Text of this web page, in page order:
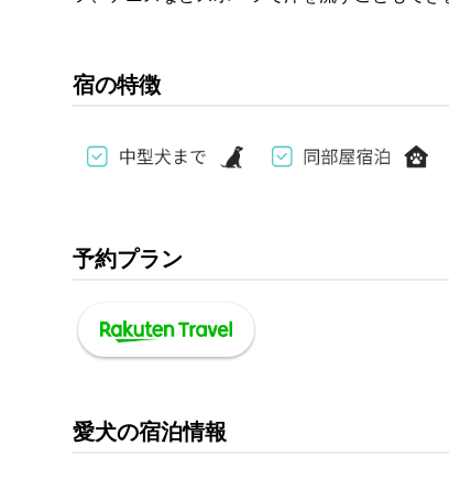
宿の特徴
予約プラン
愛犬の宿泊情報